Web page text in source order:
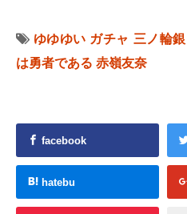
ゆゆゆい ガチャ 三ノ輪銀
は勇者である 赤嶺友奈
facebook
hatebu